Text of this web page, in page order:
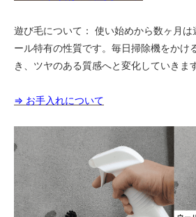
遊び毛について： 使い始めから数ヶ月は
ール特有の性質です。毎日掃除機をかけ
き、ツヤのある質感へと変化していきます
⇒ お手入れについて